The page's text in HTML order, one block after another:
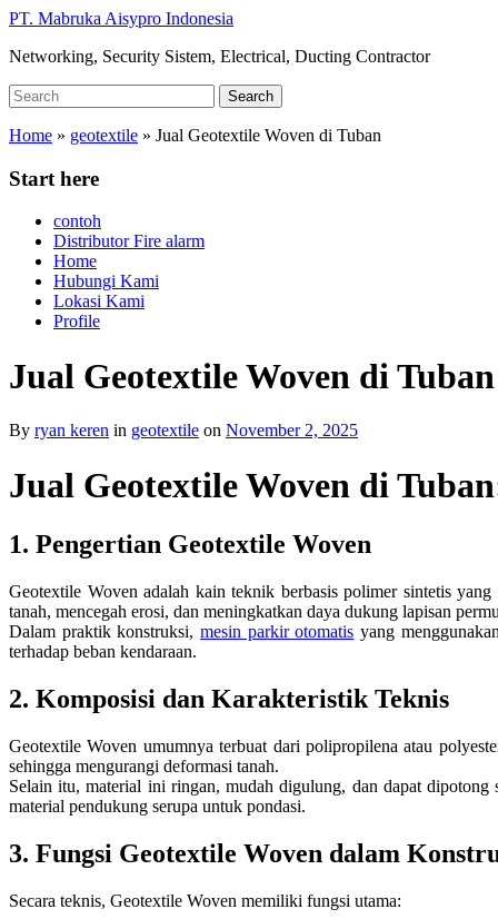
Skip
main
PT. Mabruka Aisypro Indonesia
Networking, Security Sistem, Electrical, Ducting Contractor
Search
for:
Search
Home » geotextile » Jual Geotextile Woven di Tuban
Start here
contoh
Distributor Fire alarm
Home
Hubungi Kami
Lokasi Kami
Profile
Jual Geotextile Woven di Tuban
By ryan keren in geotextile on November 2, 2025
Jual Geotextile Woven di
1. Pengertian Geotextile Woven
Geotextile Woven adalah kain teknik berbasis polimer sintetis
tanah, mencegah erosi, dan meningkatkan daya dukung lapisan
Dalam praktik konstruksi,mesin parkir otomatis yang
terhadap beban kendaraan.
2. Komposisi dan Karakteristik Teknis
Geotextile Woven umumnya terbuat dari polipropilena atau
sehingga mengurangi deformasi tanah.
Selain itu, material ini ringan, mudah digulung, dan dapat
material pendukung serupa untuk pondasi.
3. Fungsi Geotextile Woven dalam
Secara teknis, Geotextile Woven memiliki fungsi utama: